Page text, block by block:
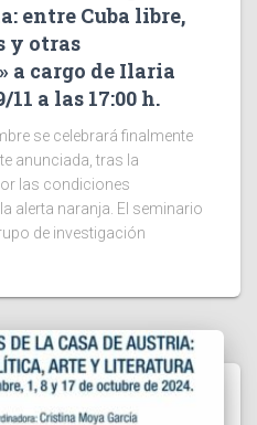
entre Cuba libre,
y otras
a cargo de Ilaria
a las 17:00 h.
se celebrará finalmente
anunciada, tras la
las condiciones
alerta naranja. El seminario
de investigación